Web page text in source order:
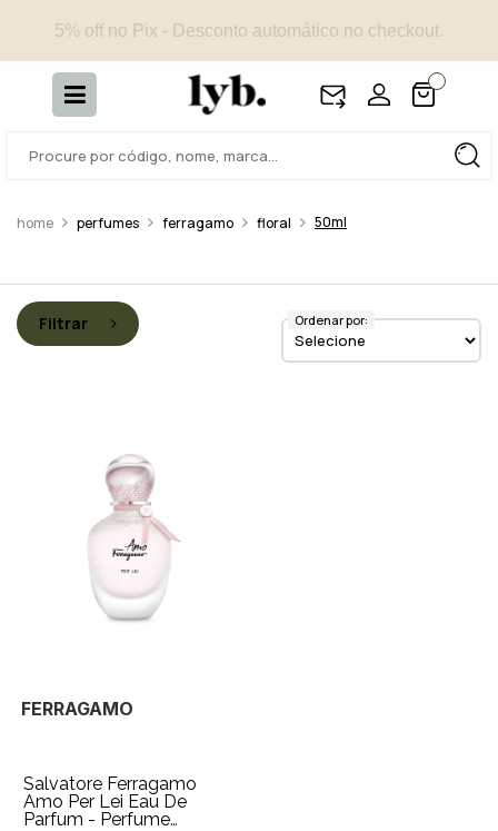
5% off no Pix - Desconto automático no checkout.
perfumes ferragamo floral 50ml
Filtrar Ordenar por:
FERRAGAMO
Salvatore Ferragamo
Amo Per Lei Eau De
Parfum - Perfume